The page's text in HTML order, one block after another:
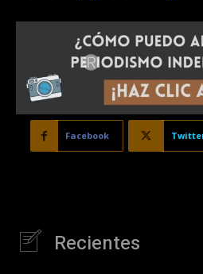
Facebook
Recientes